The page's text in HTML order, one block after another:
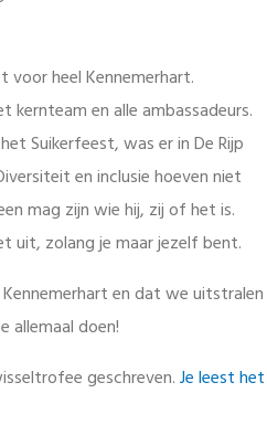
heel Kennemerhart.
en alle ambassadeurs.
Suikerfeest, was er in De Rijp
en inclusie hoeven niet
mag zijn wie hij, zij of het is.
uit, zolang je maar jezelf bent.
en dat we uitstralen
doen!
geschreven.Je leest het